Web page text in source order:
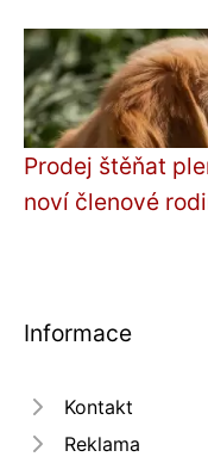
Prodej štěňat
noví členové
Informace
Kontakt
Reklama